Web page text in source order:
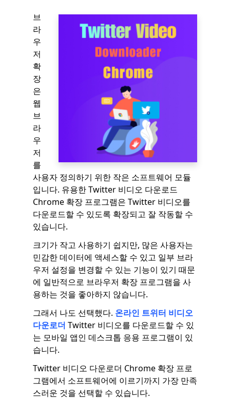
브
라
우
저
확
장
은
웹
브
라
우
저
를
사용자 정의하기 위한 작은 소프트웨어 모듈
입니다. 유용한 Twitter 비디오 다운로드
Chrome 확장 프로그램은 Twitter 비디오를
다운로드할 수 있도록 확장되고 잘 작동할 수
있습니다.
크기가 작고 사용하기 쉽지만, 많은 사용자는
민감한 데이터에 액세스할 수 있고 일부 브라
우저 설정을 변경할 수 있는 기능이 있기 때문
에 일반적으로 브라우저 확장 프로그램을 사
용하는 것을 좋아하지 않습니다.
그래서 나도 선택했다. 온라인 트위터 비디오
다운로더 Twitter 비디오를 다운로드할 수 있
는 모바일 앱인 데스크톱 응용 프로그램이 있
습니다.
Twitter 비디오 다운로더 Chrome 확장 프로
그램에서 소프트웨어에 이르기까지 가장 만족
스러운 것을 선택할 수 있습니다.